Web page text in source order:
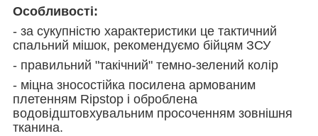
Особливості:
- за сукупністю характеристики це тактичний
спальний мішок, рекомендуємо бійцям ЗСУ
- правильний "такічний" темно-зелений колір
- міцна зносостійка посилена армованим
плетенням Ripstop і оброблена
водовідштовхувальним просоченням зовнішня
тканина.